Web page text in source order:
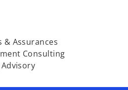
& Assurances
Consulting